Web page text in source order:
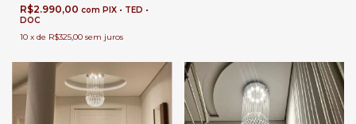
R$2.990,00 com PIX • TED •
DOC
10 x de R$325,00 sem juros